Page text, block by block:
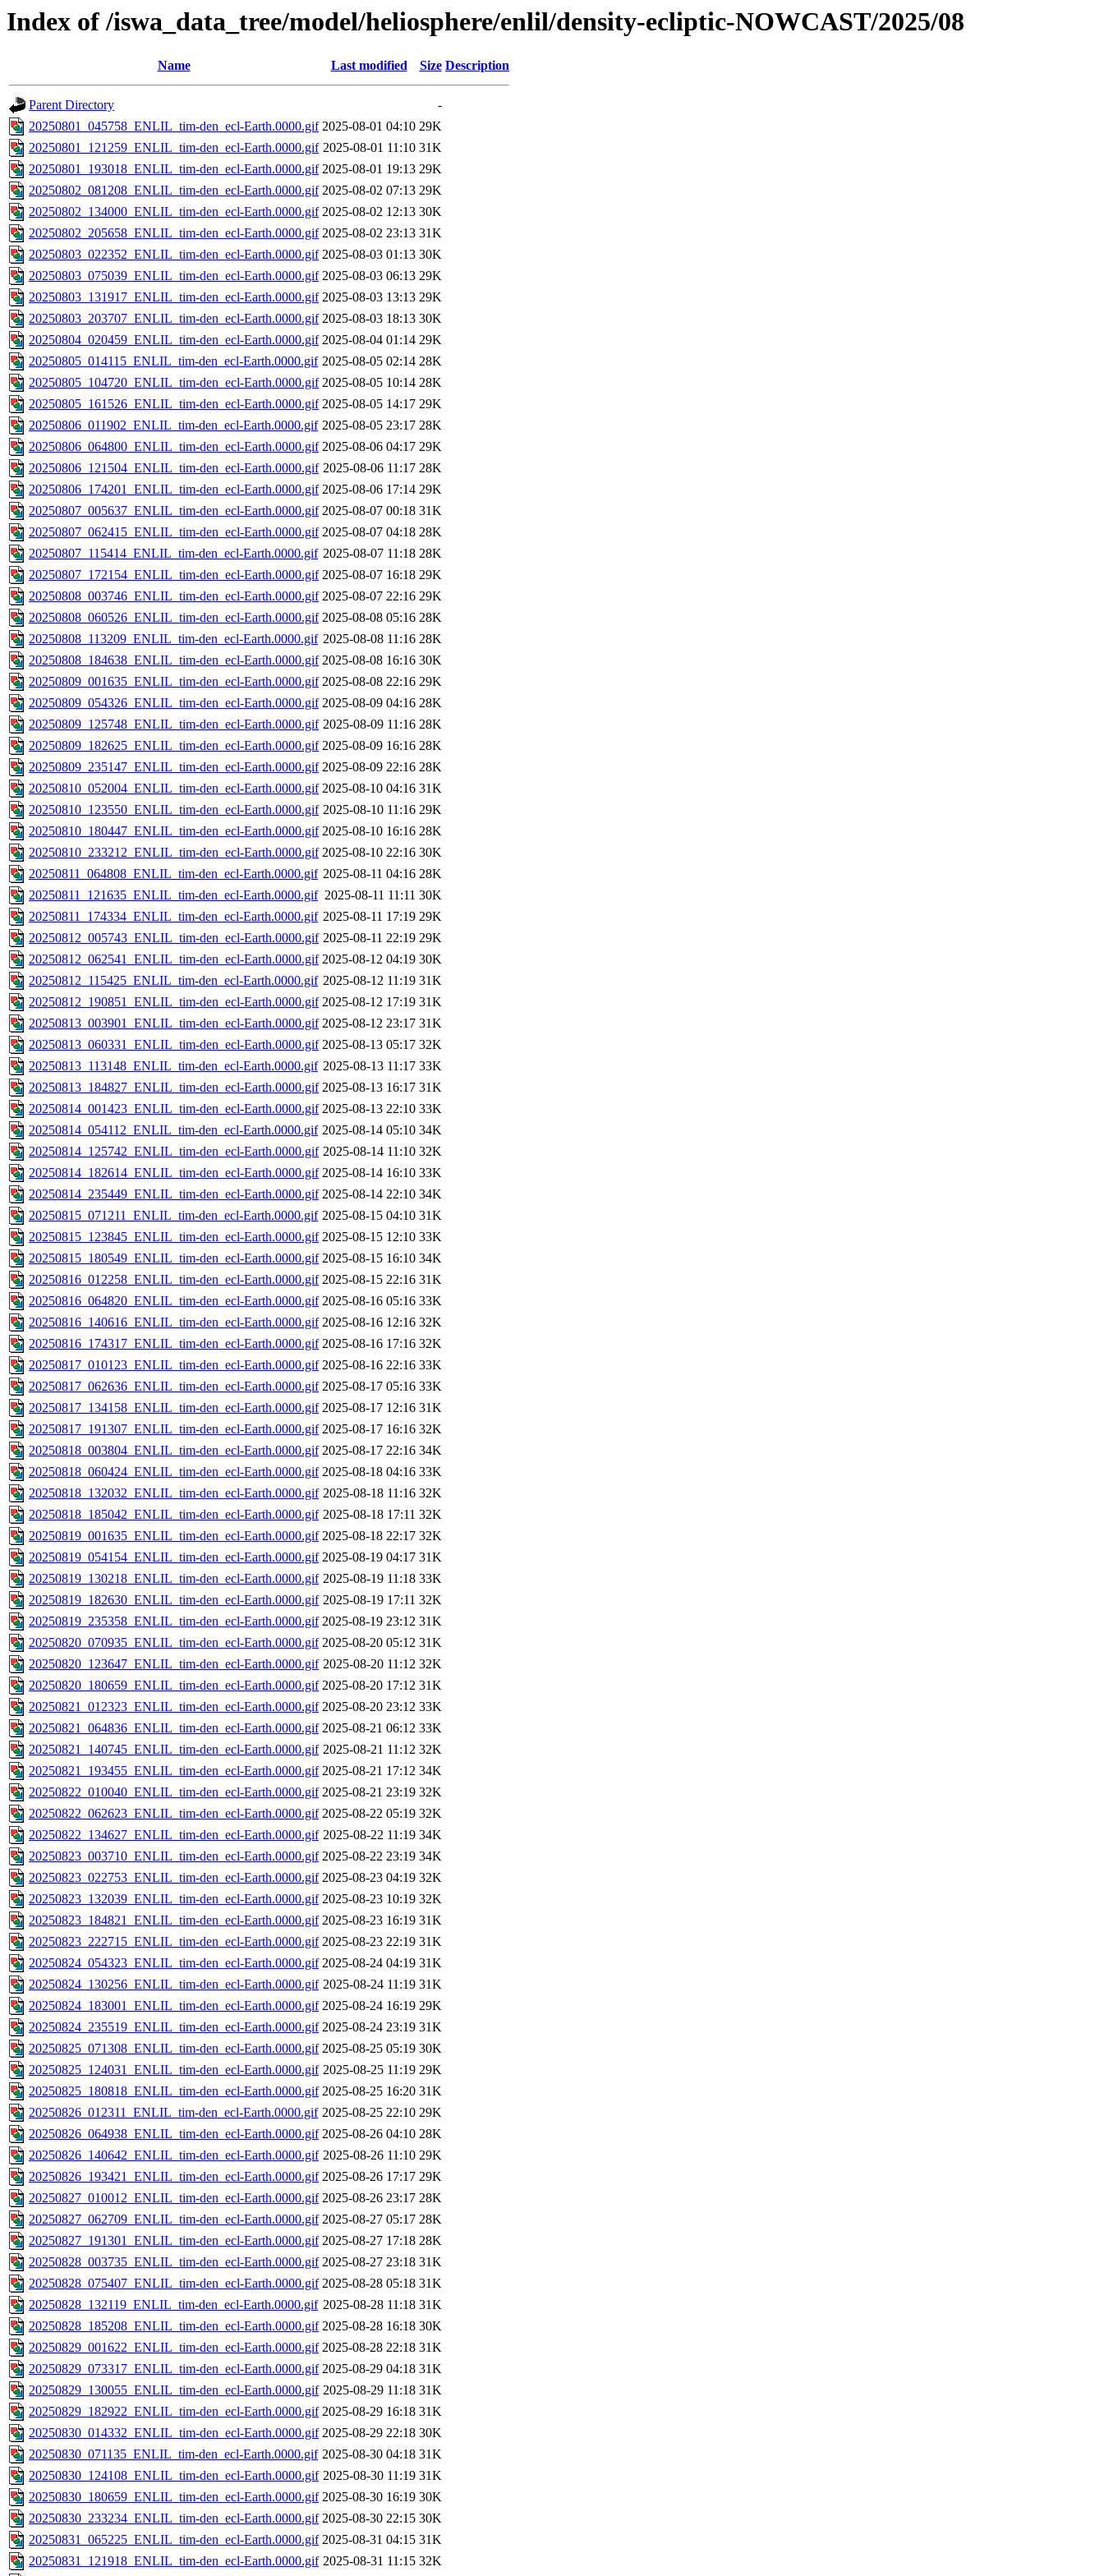
Index of /iswa_data_tree/model/heliosphere/enlil/density-ecliptic-NOWCAST/2025/08
Name Last modified Size Description
Parent Directory
-
20250801_045758_ENLIL_tim-den_ecl-Earth.0000.gif 2025-08-01 04:10 29K
20250801_121259_ENLIL_tim-den_ecl-Earth.0000.gif 2025-08-01 11:10 31K
20250801_193018_ENLIL_tim-den_ecl-Earth.0000.gif 2025-08-01 19:13 29K
20250802_081208_ENLIL_tim-den_ecl-Earth.0000.gif 2025-08-02 07:13 29K
20250802_134000_ENLIL_tim-den_ecl-Earth.0000.gif 2025-08-02 12:13 30K
20250802_205658_ENLIL_tim-den_ecl-Earth.0000.gif 2025-08-02 23:13 31K
20250803_022352_ENLIL_tim-den_ecl-Earth.0000.gif 2025-08-03 01:13 30K
20250803_075039_ENLIL_tim-den_ecl-Earth.0000.gif 2025-08-03 06:13 29K
20250803_131917_ENLIL_tim-den_ecl-Earth.0000.gif 2025-08-03 13:13 29K
20250803_203707_ENLIL_tim-den_ecl-Earth.0000.gif 2025-08-03 18:13 30K
20250804_020459_ENLIL_tim-den_ecl-Earth.0000.gif 2025-08-04 01:14 29K
20250805_014115_ENLIL_tim-den_ecl-Earth.0000.gif 2025-08-05 02:14 28K
20250805_104720_ENLIL_tim-den_ecl-Earth.0000.gif 2025-08-05 10:14 28K
20250805_161526_ENLIL_tim-den_ecl-Earth.0000.gif 2025-08-05 14:17 29K
20250806_011902_ENLIL_tim-den_ecl-Earth.0000.gif 2025-08-05 23:17 28K
20250806_064800_ENLIL_tim-den_ecl-Earth.0000.gif 2025-08-06 04:17 29K
20250806_121504_ENLIL_tim-den_ecl-Earth.0000.gif 2025-08-06 11:17 28K
20250806_174201_ENLIL_tim-den_ecl-Earth.0000.gif 2025-08-06 17:14 29K
20250807_005637_ENLIL_tim-den_ecl-Earth.0000.gif 2025-08-07 00:18 31K
20250807_062415_ENLIL_tim-den_ecl-Earth.0000.gif 2025-08-07 04:18 28K
20250807_115414_ENLIL_tim-den_ecl-Earth.0000.gif 2025-08-07 11:18 28K
20250807_172154_ENLIL_tim-den_ecl-Earth.0000.gif 2025-08-07 16:18 29K
20250808_003746_ENLIL_tim-den_ecl-Earth.0000.gif 2025-08-07 22:16 29K
20250808_060526_ENLIL_tim-den_ecl-Earth.0000.gif 2025-08-08 05:16 28K
20250808_113209_ENLIL_tim-den_ecl-Earth.0000.gif 2025-08-08 11:16 28K
20250808_184638_ENLIL_tim-den_ecl-Earth.0000.gif 2025-08-08 16:16 30K
20250809_001635_ENLIL_tim-den_ecl-Earth.0000.gif 2025-08-08 22:16 29K
20250809_054326_ENLIL_tim-den_ecl-Earth.0000.gif 2025-08-09 04:16 28K
20250809_125748_ENLIL_tim-den_ecl-Earth.0000.gif 2025-08-09 11:16 28K
20250809_182625_ENLIL_tim-den_ecl-Earth.0000.gif 2025-08-09 16:16 28K
20250809_235147_ENLIL_tim-den_ecl-Earth.0000.gif 2025-08-09 22:16 28K
20250810_052004_ENLIL_tim-den_ecl-Earth.0000.gif 2025-08-10 04:16 31K
20250810_123550_ENLIL_tim-den_ecl-Earth.0000.gif 2025-08-10 11:16 29K
20250810_180447_ENLIL_tim-den_ecl-Earth.0000.gif 2025-08-10 16:16 28K
20250810_233212_ENLIL_tim-den_ecl-Earth.0000.gif 2025-08-10 22:16 30K
20250811_064808_ENLIL_tim-den_ecl-Earth.0000.gif 2025-08-11 04:16 28K
20250811_121635_ENLIL_tim-den_ecl-Earth.0000.gif 2025-08-11 11:11 30K
20250811_174334_ENLIL_tim-den_ecl-Earth.0000.gif 2025-08-11 17:19 29K
20250812_005743_ENLIL_tim-den_ecl-Earth.0000.gif 2025-08-11 22:19 29K
20250812_062541_ENLIL_tim-den_ecl-Earth.0000.gif 2025-08-12 04:19 30K
20250812_115425_ENLIL_tim-den_ecl-Earth.0000.gif 2025-08-12 11:19 31K
20250812_190851_ENLIL_tim-den_ecl-Earth.0000.gif 2025-08-12 17:19 31K
20250813_003901_ENLIL_tim-den_ecl-Earth.0000.gif 2025-08-12 23:17 31K
20250813_060331_ENLIL_tim-den_ecl-Earth.0000.gif 2025-08-13 05:17 32K
20250813_113148_ENLIL_tim-den_ecl-Earth.0000.gif 2025-08-13 11:17 33K
20250813_184827_ENLIL_tim-den_ecl-Earth.0000.gif 2025-08-13 16:17 31K
20250814_001423_ENLIL_tim-den_ecl-Earth.0000.gif 2025-08-13 22:10 33K
20250814_054112_ENLIL_tim-den_ecl-Earth.0000.gif 2025-08-14 05:10 34K
20250814_125742_ENLIL_tim-den_ecl-Earth.0000.gif 2025-08-14 11:10 32K
20250814_182614_ENLIL_tim-den_ecl-Earth.0000.gif 2025-08-14 16:10 33K
20250814_235449_ENLIL_tim-den_ecl-Earth.0000.gif 2025-08-14 22:10 34K
20250815_071211_ENLIL_tim-den_ecl-Earth.0000.gif 2025-08-15 04:10 31K
20250815_123845_ENLIL_tim-den_ecl-Earth.0000.gif 2025-08-15 12:10 33K
20250815_180549_ENLIL_tim-den_ecl-Earth.0000.gif 2025-08-15 16:10 34K
20250816_012258_ENLIL_tim-den_ecl-Earth.0000.gif 2025-08-15 22:16 31K
20250816_064820_ENLIL_tim-den_ecl-Earth.0000.gif 2025-08-16 05:16 33K
20250816_140616_ENLIL_tim-den_ecl-Earth.0000.gif 2025-08-16 12:16 32K
20250816_174317_ENLIL_tim-den_ecl-Earth.0000.gif 2025-08-16 17:16 32K
20250817_010123_ENLIL_tim-den_ecl-Earth.0000.gif 2025-08-16 22:16 33K
20250817_062636_ENLIL_tim-den_ecl-Earth.0000.gif 2025-08-17 05:16 33K
20250817_134158_ENLIL_tim-den_ecl-Earth.0000.gif 2025-08-17 12:16 31K
20250817_191307_ENLIL_tim-den_ecl-Earth.0000.gif 2025-08-17 16:16 32K
20250818_003804_ENLIL_tim-den_ecl-Earth.0000.gif 2025-08-17 22:16 34K
20250818_060424_ENLIL_tim-den_ecl-Earth.0000.gif 2025-08-18 04:16 33K
20250818_132032_ENLIL_tim-den_ecl-Earth.0000.gif 2025-08-18 11:16 32K
20250818_185042_ENLIL_tim-den_ecl-Earth.0000.gif 2025-08-18 17:11 32K
20250819_001635_ENLIL_tim-den_ecl-Earth.0000.gif 2025-08-18 22:17 32K
20250819_054154_ENLIL_tim-den_ecl-Earth.0000.gif 2025-08-19 04:17 31K
20250819_130218_ENLIL_tim-den_ecl-Earth.0000.gif 2025-08-19 11:18 33K
20250819_182630_ENLIL_tim-den_ecl-Earth.0000.gif 2025-08-19 17:11 32K
20250819_235358_ENLIL_tim-den_ecl-Earth.0000.gif 2025-08-19 23:12 31K
20250820_070935_ENLIL_tim-den_ecl-Earth.0000.gif 2025-08-20 05:12 31K
20250820_123647_ENLIL_tim-den_ecl-Earth.0000.gif 2025-08-20 11:12 32K
20250820_180659_ENLIL_tim-den_ecl-Earth.0000.gif 2025-08-20 17:12 31K
20250821_012323_ENLIL_tim-den_ecl-Earth.0000.gif 2025-08-20 23:12 33K
20250821_064836_ENLIL_tim-den_ecl-Earth.0000.gif 2025-08-21 06:12 33K
20250821_140745_ENLIL_tim-den_ecl-Earth.0000.gif 2025-08-21 11:12 32K
20250821_193455_ENLIL_tim-den_ecl-Earth.0000.gif 2025-08-21 17:12 34K
20250822_010040_ENLIL_tim-den_ecl-Earth.0000.gif 2025-08-21 23:19 32K
20250822_062623_ENLIL_tim-den_ecl-Earth.0000.gif 2025-08-22 05:19 32K
20250822_134627_ENLIL_tim-den_ecl-Earth.0000.gif 2025-08-22 11:19 34K
20250823_003710_ENLIL_tim-den_ecl-Earth.0000.gif 2025-08-22 23:19 34K
20250823_022753_ENLIL_tim-den_ecl-Earth.0000.gif 2025-08-23 04:19 32K
20250823_132039_ENLIL_tim-den_ecl-Earth.0000.gif 2025-08-23 10:19 32K
20250823_184821_ENLIL_tim-den_ecl-Earth.0000.gif 2025-08-23 16:19 31K
20250823_222715_ENLIL_tim-den_ecl-Earth.0000.gif 2025-08-23 22:19 31K
20250824_054323_ENLIL_tim-den_ecl-Earth.0000.gif 2025-08-24 04:19 31K
20250824_130256_ENLIL_tim-den_ecl-Earth.0000.gif 2025-08-24 11:19 31K
20250824_183001_ENLIL_tim-den_ecl-Earth.0000.gif 2025-08-24 16:19 29K
20250824_235519_ENLIL_tim-den_ecl-Earth.0000.gif 2025-08-24 23:19 31K
20250825_071308_ENLIL_tim-den_ecl-Earth.0000.gif 2025-08-25 05:19 30K
20250825_124031_ENLIL_tim-den_ecl-Earth.0000.gif 2025-08-25 11:19 29K
20250825_180818_ENLIL_tim-den_ecl-Earth.0000.gif 2025-08-25 16:20 31K
20250826_012311_ENLIL_tim-den_ecl-Earth.0000.gif 2025-08-25 22:10 29K
20250826_064938_ENLIL_tim-den_ecl-Earth.0000.gif 2025-08-26 04:10 28K
20250826_140642_ENLIL_tim-den_ecl-Earth.0000.gif 2025-08-26 11:10 29K
20250826_193421_ENLIL_tim-den_ecl-Earth.0000.gif 2025-08-26 17:17 29K
20250827_010012_ENLIL_tim-den_ecl-Earth.0000.gif 2025-08-26 23:17 28K
20250827_062709_ENLIL_tim-den_ecl-Earth.0000.gif 2025-08-27 05:17 28K
20250827_191301_ENLIL_tim-den_ecl-Earth.0000.gif 2025-08-27 17:18 28K
20250828_003735_ENLIL_tim-den_ecl-Earth.0000.gif 2025-08-27 23:18 31K
20250828_075407_ENLIL_tim-den_ecl-Earth.0000.gif 2025-08-28 05:18 31K
20250828_132119_ENLIL_tim-den_ecl-Earth.0000.gif 2025-08-28 11:18 31K
20250828_185208_ENLIL_tim-den_ecl-Earth.0000.gif 2025-08-28 16:18 30K
20250829_001622_ENLIL_tim-den_ecl-Earth.0000.gif 2025-08-28 22:18 31K
20250829_073317_ENLIL_tim-den_ecl-Earth.0000.gif 2025-08-29 04:18 31K
20250829_130055_ENLIL_tim-den_ecl-Earth.0000.gif 2025-08-29 11:18 31K
20250829_182922_ENLIL_tim-den_ecl-Earth.0000.gif 2025-08-29 16:18 31K
20250830_014332_ENLIL_tim-den_ecl-Earth.0000.gif 2025-08-29 22:18 30K
20250830_071135_ENLIL_tim-den_ecl-Earth.0000.gif 2025-08-30 04:18 31K
20250830_124108_ENLIL_tim-den_ecl-Earth.0000.gif 2025-08-30 11:19 31K
20250830_180659_ENLIL_tim-den_ecl-Earth.0000.gif 2025-08-30 16:19 30K
20250830_233234_ENLIL_tim-den_ecl-Earth.0000.gif 2025-08-30 22:15 30K
20250831_065225_ENLIL_tim-den_ecl-Earth.0000.gif 2025-08-31 04:15 31K
20250831_121918_ENLIL_tim-den_ecl-Earth.0000.gif 2025-08-31 11:15 32K